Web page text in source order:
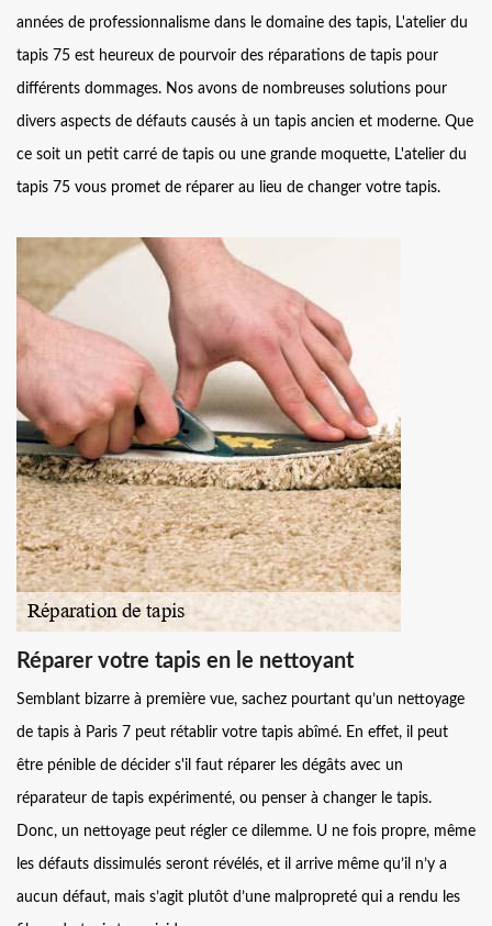
années de professionnalisme dans le domaine des tapis, L'atelier du
tapis 75 est heureux de pourvoir des réparations de tapis pour
différents dommages. Nos avons de nombreuses solutions pour
divers aspects de défauts causés à un tapis ancien et moderne. Que
ce soit un petit carré de tapis ou une grande moquette, L'atelier du
tapis 75 vous promet de réparer au lieu de changer votre tapis.
Réparer votre tapis en le nettoyant
Semblant bizarre à première vue, sachez pourtant qu’un nettoyage
de tapis à Paris 7 peut rétablir votre tapis abîmé. En effet, il peut
être pénible de décider s'il faut réparer les dégâts avec un
réparateur de tapis expérimenté, ou penser à changer le tapis.
Donc, un nettoyage peut régler ce dilemme. U ne fois propre, même
les défauts dissimulés seront révélés, et il arrive même qu’il n’y a
aucun défaut, mais s’agit plutôt d’une malpropreté qui a rendu les